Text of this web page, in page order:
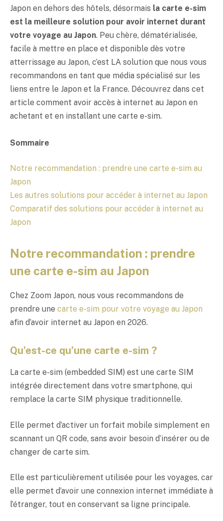
Japon en dehors des hôtels, désormais la carte e-sim
est la meilleure solution pour avoir internet durant
votre voyage au Japon. Peu chère, dématérialisée,
facile à mettre en place et disponible dès votre
atterrissage au Japon, c’est LA solution que nous vous
recommandons en tant que média spécialisé sur les
liens entre le Japon et la France. Découvrez dans cet
article comment avoir accès à internet au Japon en
achetant et en installant une carte e-sim.
Sommaire
Notre recommandation : prendre une carte e-sim au
Japon
Les autres solutions pour accéder à internet au Japon
Comparatif des solutions pour accéder à internet au
Japon
Notre recommandation : prendre
une carte e-sim au Japon
Chez Zoom Japon, nous vous recommandons de
prendre une carte e-sim pour votre voyage au Japon
afin d’avoir internet au Japon en 2026.
Qu’est-ce qu’une carte e-sim ?
La carte e-sim (embedded SIM) est une carte SIM
intégrée directement dans votre smartphone, qui
remplace la carte SIM physique traditionnelle.
Elle permet d’activer un forfait mobile simplement en
scannant un QR code, sans avoir besoin d’insérer ou de
changer de carte sim.
Elle est particulièrement utilisée pour les voyages, car
elle permet d’avoir une connexion internet immédiate à
l’étranger, tout en conservant sa ligne principale.